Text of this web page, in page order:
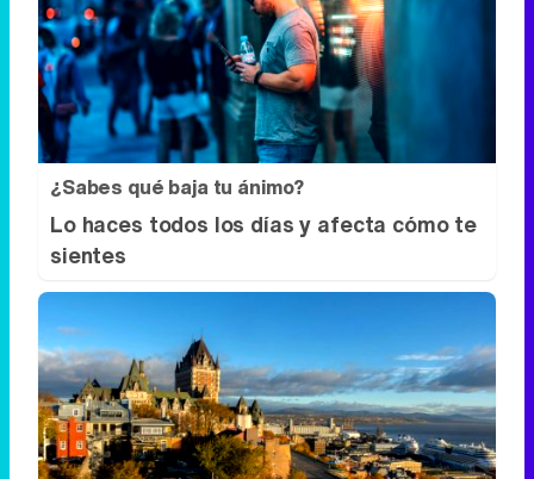
¿Sabes qué baja tu ánimo?
Lo haces todos los días y afecta cómo te
sientes